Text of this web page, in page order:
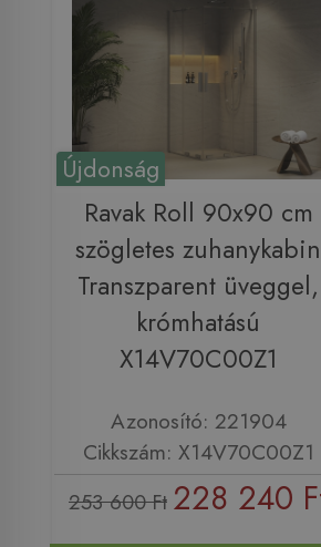
Újdonság
Ravak Roll 90x90 cm
szögletes zuhanykabin
Transzparent üveggel,
krómhatású
X14V70C00Z1
Azonosító: 221904
Cikkszám: X14V70C00Z1
253 600 Ft 228 240